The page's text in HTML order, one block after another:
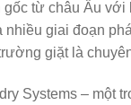
từ châu Âu
giai đoạn
giặt là
Systems – một